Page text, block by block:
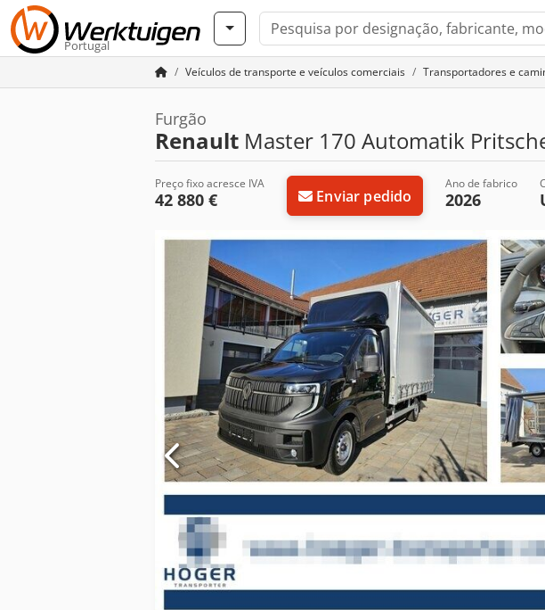
Portugal
Veículos de transporte e veículos comerciais Transportadores e
Furgão
Renault Master 170 Automatik
Preço fixo acresce IVA
42 880 € Enviar pedido
Ano de fabrico
2026